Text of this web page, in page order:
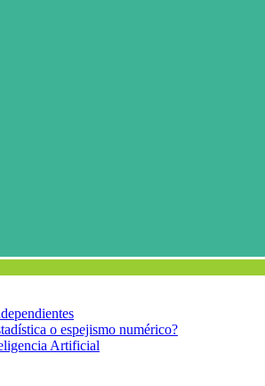
o espejismo numérico?
Artificial